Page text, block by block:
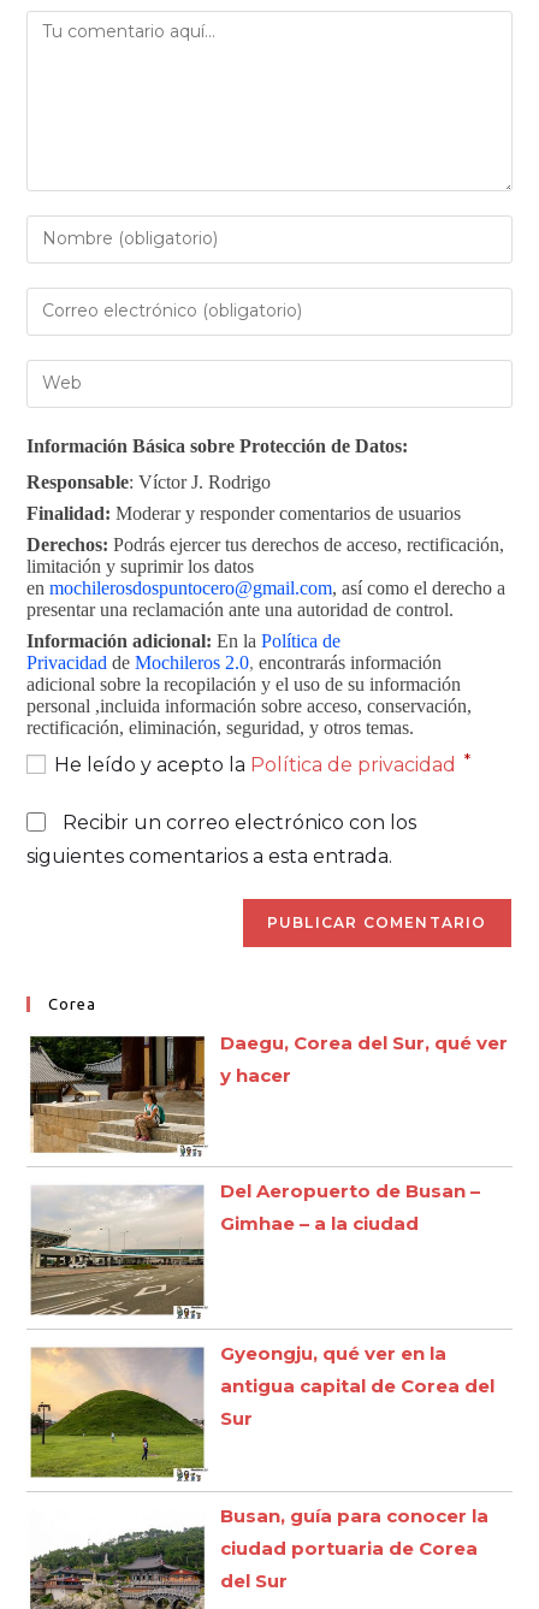
Información Básica sobre Protección de Datos:
Responsable: Víctor J. Rodrigo
Finalidad:Moderar y responder comentarios de usuarios
Derechos:Podrás ejercer tus derechos de acceso, rectificación,
limitación y suprimir los datos
enmochilerosdospuntocero@gmail.com, así como el derecho a
presentar una reclamación ante una autoridad de control.
Información adicional: En laPolítica de
Privacidad deMochileros 2.0, encontrarás información
adicional sobre la recopilación y el uso de su información
personal ,incluida información sobre acceso, conservación,
rectificación, eliminación, seguridad, y otros temas.
He leído y acepto la Política de privacidad *
Recibir un correo electrónico con los
siguientes comentarios a esta entrada.
Corea
Daegu, Corea del Sur, qué ver
y hacer
Del Aeropuerto de Busan –
Gimhae – a la ciudad
Gyeongju, qué ver en la
antigua capital de Corea del
Sur
Busan, guía para conocer la
ciudad portuaria de Corea
del Sur